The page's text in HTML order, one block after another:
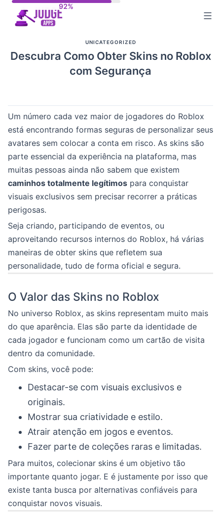
UNICATEGORIZED
Descubra Como Obter Skins no Roblox
com Segurança
Um número cada vez maior de jogadores do Roblox
está encontrando formas seguras de personalizar seus
avatares sem colocar a conta em risco. As skins são
parte essencial da experiência na plataforma, mas
muitas pessoas ainda não sabem que existem
caminhos totalmente legítimos para conquistar
visuais exclusivos sem precisar recorrer a práticas
perigosas.
Seja criando, participando de eventos, ou
aproveitando recursos internos do Roblox, há várias
maneiras de obter skins que refletem sua
personalidade, tudo de forma oficial e segura.
O Valor das Skins no Roblox
No universo Roblox, as skins representam muito mais
do que aparência. Elas são parte da identidade de
cada jogador e funcionam como um cartão de visita
dentro da comunidade.
Com skins, você pode:
Destacar-se com visuais exclusivos e
originais.
Mostrar sua criatividade e estilo.
Atrair atenção em jogos e eventos.
Fazer parte de coleções raras e limitadas.
Para muitos, colecionar skins é um objetivo tão
importante quanto jogar. E é justamente por isso que
existe tanta busca por alternativas confiáveis para
conquistar novos visuais.